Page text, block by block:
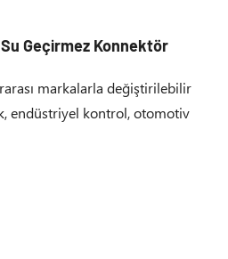
Geçirmez Konnektör
markalarla değiştirilebilir
endüstriyel kontrol, otomotiv